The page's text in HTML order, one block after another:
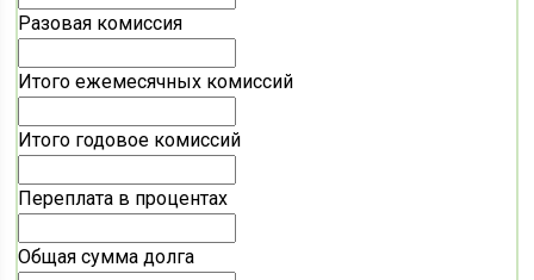
Разовая комиссия
Итого ежемесячных комиссий
Итого годовое комиссий
Переплата в процентах
Общая сумма долга